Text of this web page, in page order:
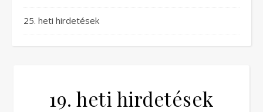
25. heti hirdetések
19. heti hirdetések